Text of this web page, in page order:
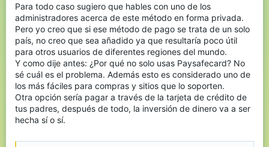
Para todo caso sugiero que hables con uno de los
administradores acerca de este método en forma privada.
Pero yo creo que si ese método de pago se trata de un solo
país, no creo que sea añadido ya que resultaría poco útil
para otros usuarios de diferentes regiones del mundo.
Y como dije antes: ¿Por qué no solo usas Paysafecard? No
sé cuál es el problema. Además esto es considerado uno de
los más fáciles para compras y sitios que lo soporten.
Otra opción sería pagar a través de la tarjeta de crédito de
tus padres, después de todo, la inversión de dinero va a ser
hecha sí o sí.